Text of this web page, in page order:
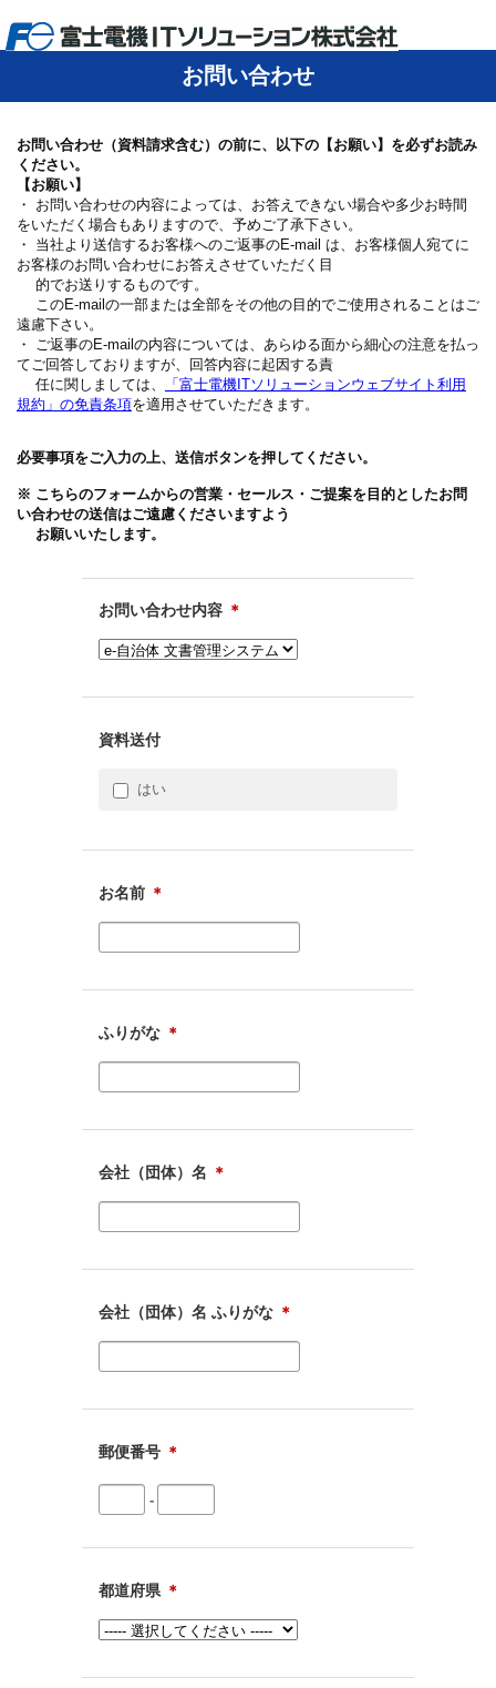
お問い合わせ
お問い合わせ（資料請求含む）の前に、以下の【お願い】を必ずお読み
ください。
【お願い】
・ お問い合わせの内容によっては、お答えできない場合や多少お時間
をいただく場合もありますので、予めご了承下さい。
・ 当社より送信するお客様へのご返事のE-mail は、お客様個人宛てに
お客様のお問い合わせにお答えさせていただく目
的でお送りするものです。
このE-mailの一部または全部をその他の目的でご使用されることはご
遠慮下さい。
・ ご返事のE-mailの内容については、あらゆる面から細心の注意を払っ
てご回答しておりますが、回答内容に起因する責
任に関しましては、
「富士電機ITソリューションウェブサイト利用
規約」の免責条項を適用させていただきます。
必要事項をご入力の上、送信ボタンを押してください。
※ こちらのフォームからの営業・セールス・ご提案を目的としたお問
い合わせの送信はご遠慮くださいますよう
お願いいたします。
お問い合わせ内容 ＊
資料送付
はい
お名前 ＊
ふりがな ＊
会社（団体）名 ＊
会社（団体）名 ふりがな ＊
郵便番号 ＊
-
都道府県 ＊